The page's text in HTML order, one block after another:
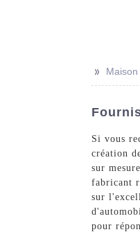
>> Maison
Si vous
création
sur
fabricant
sur
pour